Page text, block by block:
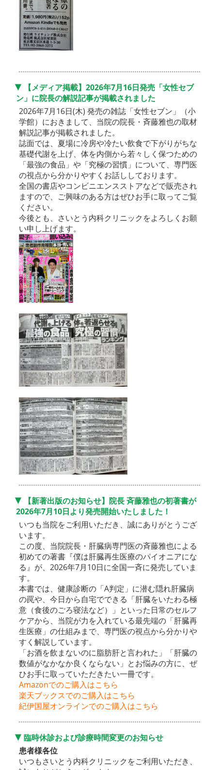
【メディア掲載】2026年7月16日発売「女性セブ
ン」に院長の解説記事が掲載されました
2026年7月16日(木) 発売の雑誌「女性セブン」（小
学館）におきまして、当院の院長・斉藤雅也の取材
解説記事が掲載されました。
誌面では、夏場に冷房や冷たい飲食で下がりがちな
基礎代謝を上げ、体を内側から若々しく保つための
「最強の食品」や「究極の習慣」について、専門医
の視点から分かりやすくお話ししております。
全国の書店やコンビニエンスストアなどで販売され
ますので、ご興味のある方はぜひお手に取ってご覧
ください。
今後とも、さいとう内科クリニックをよろしくお願
い申し上げます。
【新著出版のお知らせ】院長 斉藤雅也の初著書が
2026年7月10日より発売開始いたしました！
いつも当院をご利用いただき、誠にありがとうござ
います。
この度、当院院長・肝臓病専門医の斉藤雅也による
初めての著書『僕は肝臓再生医療のパイオニアにな
る』が、2026年7月10日に全国一斉に発売していま
す。
本書では、健康診断の「A判定」に潜む隠れ肝臓病
の罠や、今日から自宅でできる「肝臓をいたわる極
意（食後のごろ寝法など）」といった日常のセルフ
ケアから、当院が力を入れている最先端の「肝臓再
生医療」の仕組みまで、専門医の視点から分かりや
すく解説しています。
「お酒を飲まないのに脂肪肝と言われた」「肝臓の
数値がなかなか良くならない」とお悩みの方に、ぜ
ひお手に取っていただきたい一冊です。
Amazonでのご購入はこちら
楽天ブックスでのご購入はこちら
紀伊国屋オンラインでのご購入はこちら
臨時休診および診療時間変更のお知らせ
患者様各位
いつもさいとう内科クリニックをご利用いただき、